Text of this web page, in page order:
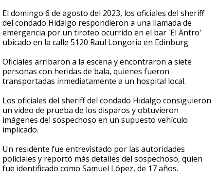
El domingo 6 de agosto del 2023, los oficiales del sheriff
del condado Hidalgo respondieron a una llamada de
emergencia por un tiroteo ocurrido en el bar 'El Antro'
ubicado en la calle 5120 Raul Longoria en Edinburg.
Oficiales arribaron a la escena y encontraron a siete
personas con heridas de bala, quienes fueron
transportadas inmediatamente a un hospital local.
Los oficiales del sheriff del condado Hidalgo consiguieron
un video de prueba de los disparos y obtuvieron
imágenes del sospechoso en un supuesto vehículo
implicado.
Un residente fue entrevistado por las autoridades
policiales y reportó más detalles del sospechoso, quien
fue identificado como Samuel López, de 17 años.